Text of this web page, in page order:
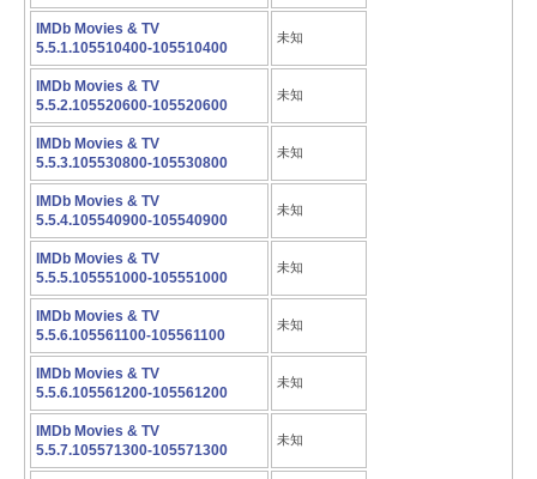
IMDb Movies & TV
5.5.1.105510400-105510400
未知
IMDb Movies & TV
5.5.2.105520600-105520600
未知
IMDb Movies & TV
5.5.3.105530800-105530800
未知
IMDb Movies & TV
5.5.4.105540900-105540900
未知
IMDb Movies & TV
5.5.5.105551000-105551000
未知
IMDb Movies & TV
5.5.6.105561100-105561100
未知
IMDb Movies & TV
5.5.6.105561200-105561200
未知
IMDb Movies & TV
5.5.7.105571300-105571300
未知